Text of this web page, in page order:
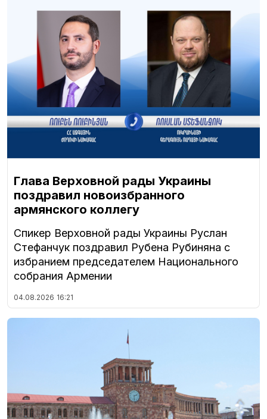
Глава Верховной рады Украины
поздравил новоизбранного
армянского коллегу
Спикер Верховной рады Украины Руслан
Стефанчук поздравил Рубена Рубиняна с
избранием председателем Национального
собрания Армении
04.08.2026 16:21